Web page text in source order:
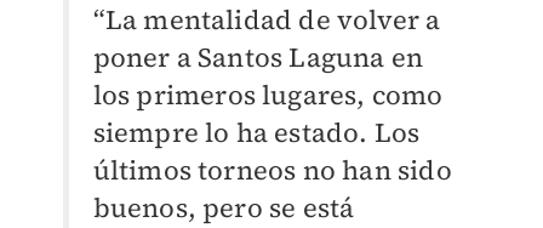
“La mentalidad de volver a
poner a Santos Laguna en
los primeros lugares, como
siempre lo ha estado. Los
últimos torneos no han sido
buenos, pero se está